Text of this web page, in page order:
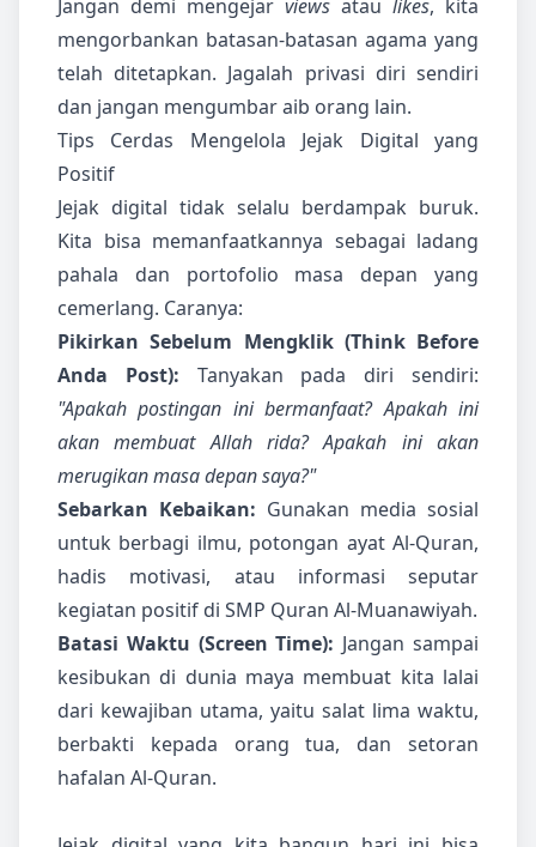
Jangan demi mengejar views atau likes, kita
mengorbankan batasan-batasan agama yang
telah ditetapkan. Jagalah privasi diri sendiri
dan jangan mengumbar aib orang lain.
Tips Cerdas Mengelola Jejak Digital yang
Positif
Jejak digital tidak selalu berdampak buruk.
Kita bisa memanfaatkannya sebagai ladang
pahala dan portofolio masa depan yang
cemerlang. Caranya:
Pikirkan Sebelum Mengklik (Think Before
Anda Post): Tanyakan pada diri sendiri:
"Apakah postingan ini bermanfaat? Apakah ini
akan membuat Allah rida? Apakah ini akan
merugikan masa depan saya?"
Sebarkan Kebaikan: Gunakan media sosial
untuk berbagi ilmu, potongan ayat Al-Quran,
hadis motivasi, atau informasi seputar
kegiatan positif di SMP Quran Al-Muanawiyah.
Batasi Waktu (Screen Time): Jangan sampai
kesibukan di dunia maya membuat kita lalai
dari kewajiban utama, yaitu salat lima waktu,
berbakti kepada orang tua, dan setoran
hafalan Al-Quran.